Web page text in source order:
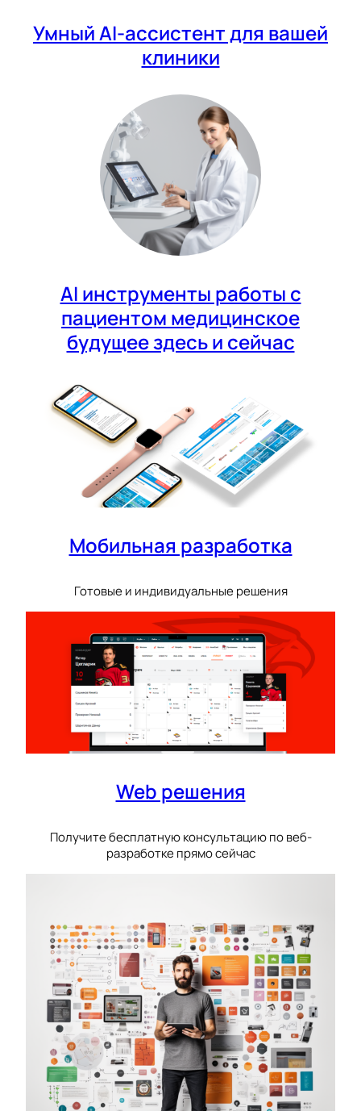
Умный AI-ассистент для вашей
клиники
AI инструменты работы с
пациентом медицинское
будущее здесь и сейчас
Мобильная разработка
Готовые и индивидуальные решения
Web решения
Получите бесплатную консультацию по веб-
разработке прямо сейчас